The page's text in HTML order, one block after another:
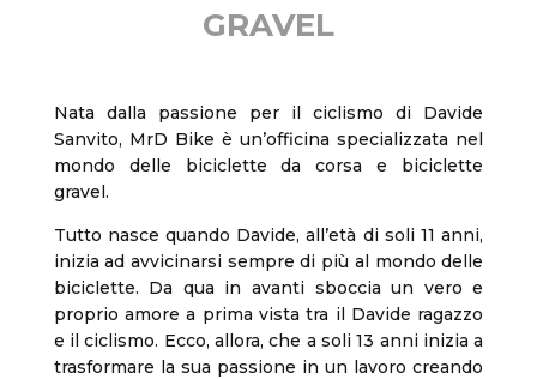
GRAVEL
Nata dalla passione per il ciclismo di Davide
Sanvito, MrD Bike è un’officina specializzata nel
mondo delle biciclette da corsa e biciclette
gravel.
Tutto nasce quando Davide, all’età di soli 11 anni,
inizia ad avvicinarsi sempre di più al mondo delle
biciclette. Da qua in avanti sboccia un vero e
proprio amore a prima vista tra il Davide ragazzo
e il ciclismo. Ecco, allora, che a soli 13 anni inizia a
trasformare la sua passione in un lavoro creando